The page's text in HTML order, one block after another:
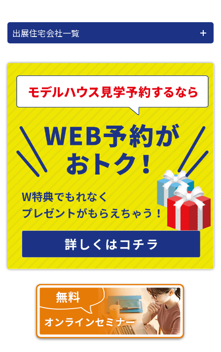
出展住宅会社一覧